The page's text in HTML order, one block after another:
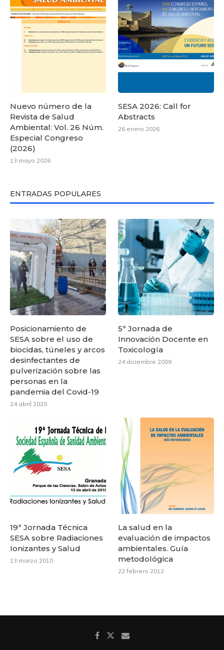
Nuevo número de la
Revista de Salud
Ambiental: Vol. 26 Núm.
Especial Congreso
(2026)
13 mayo 2026
SESA 2026: Call for
Abstracts
26 enero 2026
ENTRADAS POPULARES
Posicionamiento de
SESA sobre el uso de
biocidas, túneles y arcos
desinfectantes de
pulverización sobre las
personas en la
pandemia del Covid-19
24 abril 2020
5ª Jornada de
Innovación Docente en
Toxicología
24 diciembre 2009
19ª Jornada Técnica
SESA sobre Radiaciones
Ionizantes y Salud
13 marzo 2010
La salud en la
evaluación de impactos
ambientales. Guía
metodológica
22 febrero 2012